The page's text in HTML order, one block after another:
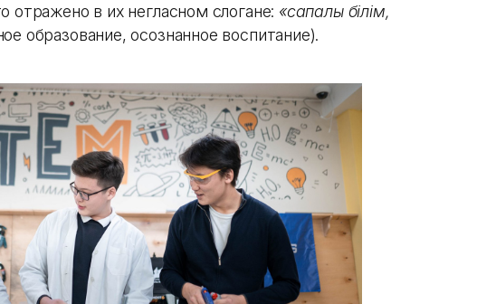
отражено в их негласном слогане: «сапалы білім,
образование, осознанное воспитание).